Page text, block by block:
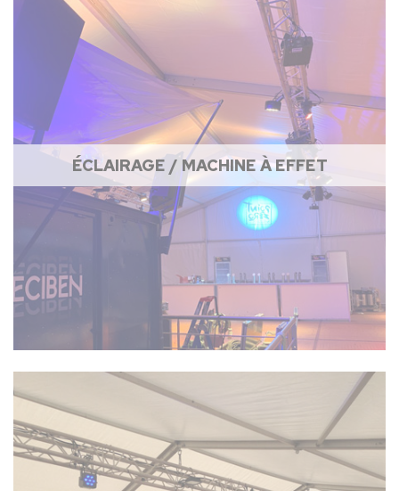
ÉCLAIRAGE / MACHINE À EFFET